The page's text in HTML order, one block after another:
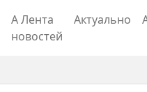
А Лента
новостей
Актуально